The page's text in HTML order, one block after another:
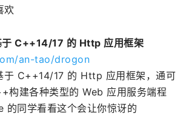
欢
C++14/17 的 Http 应用框架
an-tao/drogon
于 C++14/17 的 Http 应用框架，通可
构建各种类型的 Web 应用服务端程
的同学看看这个会让你惊讶的